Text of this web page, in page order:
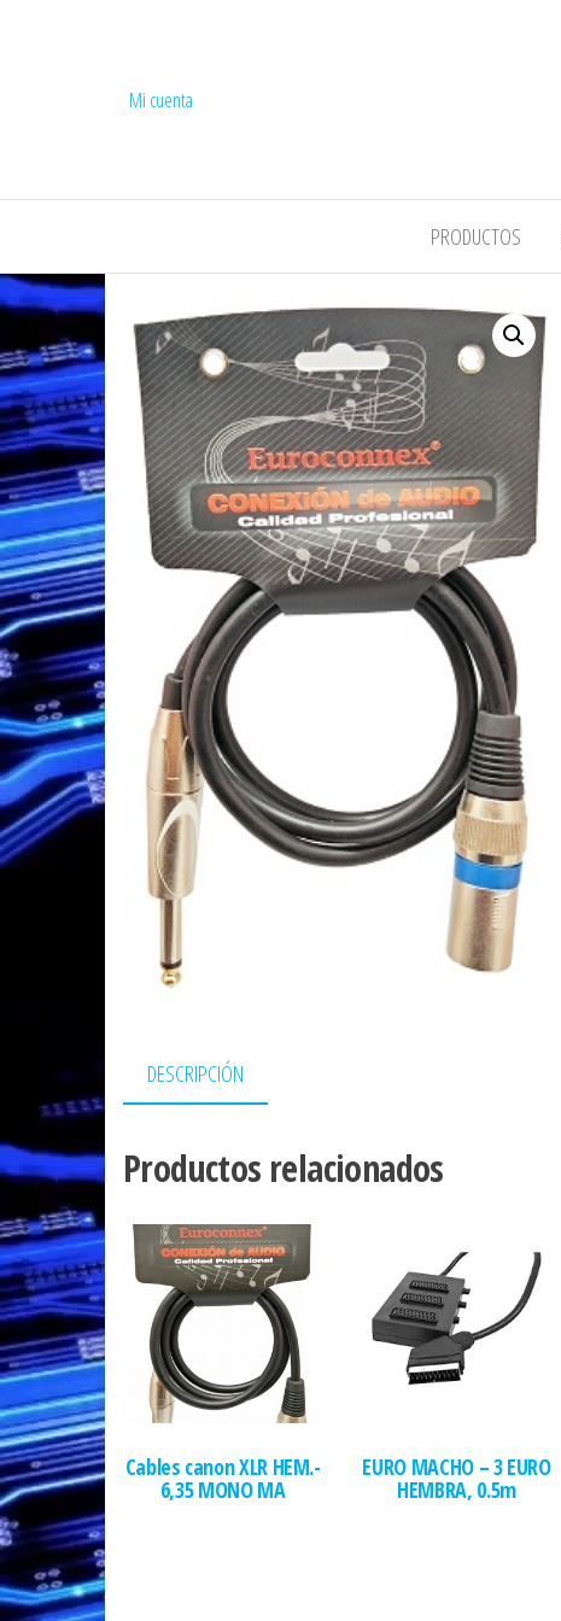
COMPEL
Mi cuenta
PRODUCTOS
DESCRIPCIÓN
Productos relacionados
Cables canon XLR HEM.-
6,35 MONO MA
EURO MACHO – 3 EURO
HEMBRA, 0.5m